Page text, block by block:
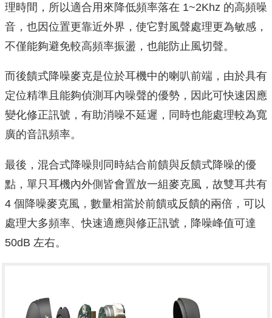
理時間，所以適合用來降低頻率落在 1~2Khz 的高頻噪
音，也因位置更靠近外界，使它對風聲處理更為敏感，
不僅能夠避免較高頻率振盪，也能防止風切聲。
而後饋式降噪麥克是位於耳機中的喇叭前端，由於具有
定位精準且能夠偵測耳內噪聲的優勢，因此可快速因應
變化修正訊號，有助消噪不延遲，同時也能處理較為寬
廣的音訊頻率。
最後，混合式降噪則同時結合前饋與反饋式降噪的優
點，單只耳機內外側皆會置放一組麥克風，故雙耳共有
4 個降噪麥克風，數量相當於前饋或反饋的兩倍，可以
處理大多頻率、快速適應與修正訊號，降噪峰值可達
50dB 左右。